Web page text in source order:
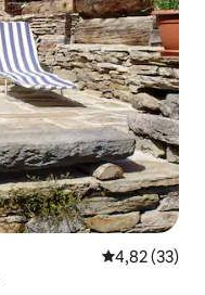
4,82 de uma
4,82 (33)